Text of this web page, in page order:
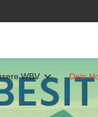
WBV Dein